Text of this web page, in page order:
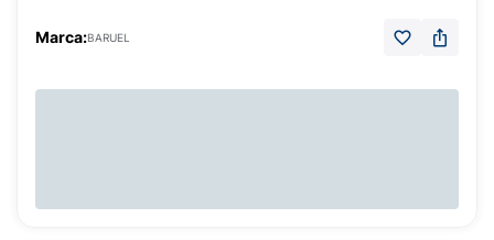
Marca:BARUEL